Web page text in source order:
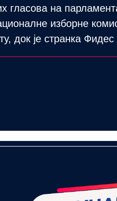
гласова на
изборне
док је странка